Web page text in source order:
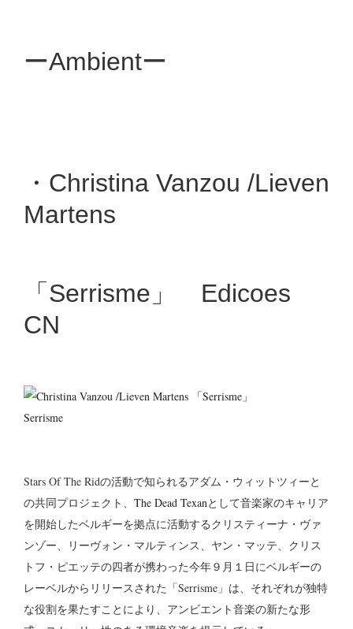
ーAmbientー
・Christina Vanzou /Lieven
Martens
「Serrisme」 Edicoes
CN
Serrisme
Stars Of The Ridの活動で知られるアダム・ウィットツィーと
の共同プロジェクト、 The Dead Texanとして音楽家のキャリア
を開始したベルギーを拠点に活動するクリスティーナ・ヴァ
ンゾー、リーヴォン・マルティンス、ヤン・マッテ、クリス
トフ・ピエッテの四者が携わった今年９月１日にベルギーの
レーベルからリリースされた「Serrisme」は、それぞれが独特
な役割を果たすことにより、アンビエント音楽の新たな形